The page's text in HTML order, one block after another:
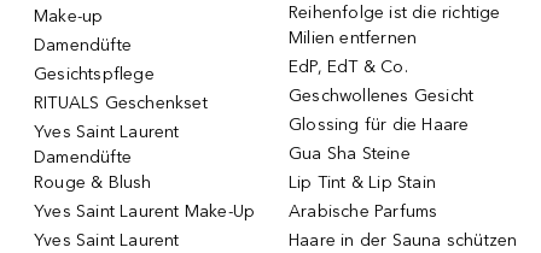
Make-up
Damendüfte
Gesichtspflege
RITUALS Geschenkset
Yves Saint Laurent
Damendüfte
Rouge & Blush
Yves Saint Laurent Make-Up
Yves Saint Laurent
Reihenfolge ist die richtige
Milien entfernen
EdP, EdT & Co.
Geschwollenes Gesicht
Glossing für die Haare
Gua Sha Steine
Lip Tint & Lip Stain
Arabische Parfums
Haare in der Sauna schützen